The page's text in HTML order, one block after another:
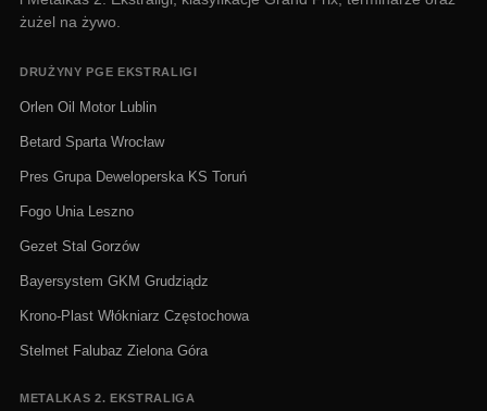
żużel na żywo.
DRUŻYNY PGE EKSTRALIGI
Orlen Oil Motor Lublin
Betard Sparta Wrocław
Pres Grupa Deweloperska KS Toruń
Fogo Unia Leszno
Gezet Stal Gorzów
Bayersystem GKM Grudziądz
Krono-Plast Włókniarz Częstochowa
Stelmet Falubaz Zielona Góra
METALKAS 2. EKSTRALIGA